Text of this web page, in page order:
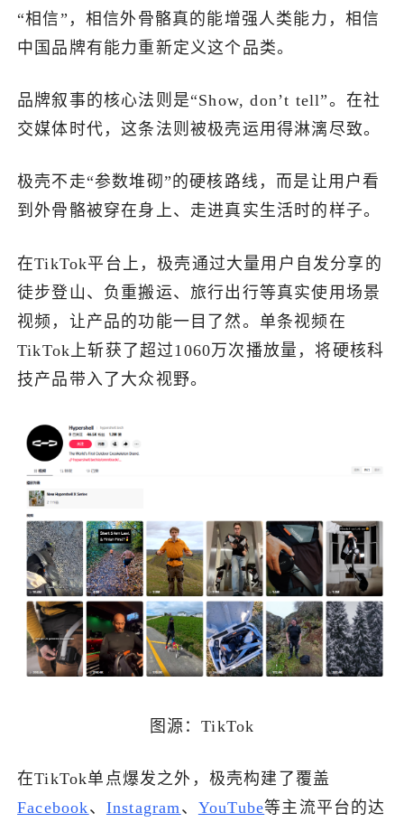
“相信”，相信外骨骼真的能增强人类能力，相信
中国品牌有能力重新定义这个品类。
品牌叙事的核心法则是“Show, don’t tell”。在社
交媒体时代，这条法则被极壳运用得淋漓尽致。
极壳不走“参数堆砌”的硬核路线，而是让用户看
到外骨骼被穿在身上、走进真实生活时的样子。
在TikTok平台上，极壳通过大量用户自发分享的
徒步登山、负重搬运、旅行出行等真实使用场景
视频，让产品的功能一目了然。单条视频在
TikTok上斩获了超过1060万次播放量，将硬核科
技产品带入了大众视野。
图源：TikTok
在TikTok单点爆发之外，极壳构建了覆盖
Facebook、 Instagram、 YouTube等主流平台的达